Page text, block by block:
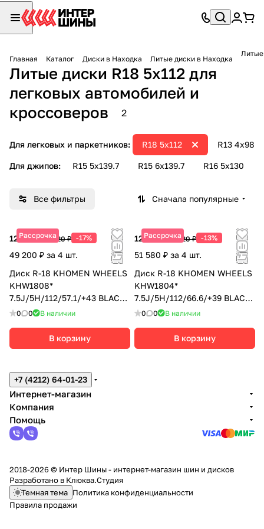
Главная Каталог Диски в Находка Литые диски в Находка
Литые диски R18 5х112 для
легковых автомобилей и
кроссоверов
2
Для легковых и паркетников: R13 4х98
R18 5х112
Для джипов: R15 5х139.7 R15 6х139.7 R16 5х130
Все фильтры Сначала популярные
Рассрочка
12 300 ₽14 820 ₽ -17%
49 200 ₽ за 4 шт.
Диск R-18 KHOMEN WHEELS
KHW1808*
7.5J/5H/112/57.1/+43 BLACK-
FP0 0 В наличии
В корзину
Рассрочка
12 895 ₽14 820 ₽ -13%
51 580 ₽ за 4 шт.
Диск R-18 KHOMEN WHEELS
KHW1804*
7.5J/5H/112/66.6/+39 BLACK-
FP0 0 В наличии
В корзину
+7 (4212) 64-01-23
Интернет-магазин
Компания
Помощь
2018-2026 © Интер Шины - интернет-магазин шин и дисков
Разработано в Клюква.Студия
Темная тема Политика конфиденциальности
Правила продажи